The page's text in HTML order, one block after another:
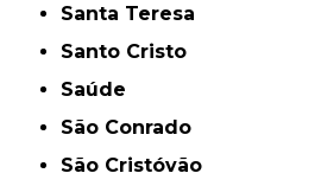
Santa Teresa
Santo Cristo
Saúde
São Conrado
São Cristóvão